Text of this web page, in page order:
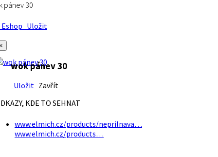
pánev 30
Uložit
wok pánev 30
Uložit Zavřít
KDE TO SEHNAT
www.elmich.cz/products/neprilnava…
www.elmich.cz/products…